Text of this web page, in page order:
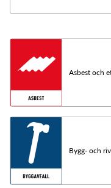
Asbest och
Bygg- och